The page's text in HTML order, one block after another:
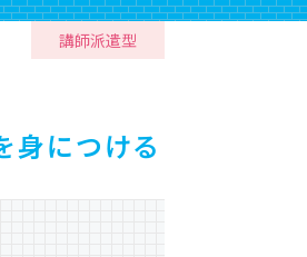
講師派遣型
身につける